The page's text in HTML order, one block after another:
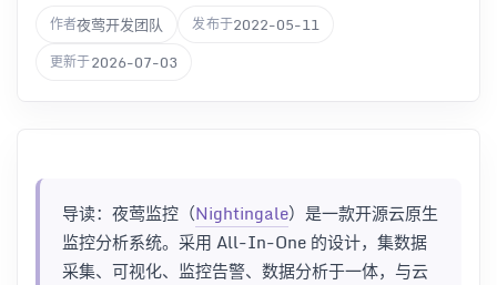
作者夜莺开发团队 发布于2022-05-11
更新于2026-07-03
导读：夜莺监控（Nightingale）是一款开源云原生
监控分析系统。采用 All-In-One 的设计，集数据
采集、可视化、监控告警、数据分析于一体，与云